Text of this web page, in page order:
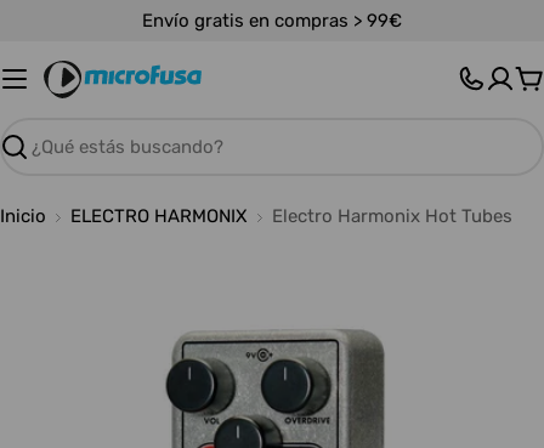
contenido
Envío gratis en compras > 99€
Buscar
Inicio ELECTRO HARMONIX Electro Harmonix Hot Tubes